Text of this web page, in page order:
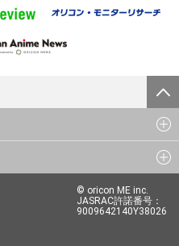
© oricon ME inc.
JASRAC許諾番号：
9009642140Y38026